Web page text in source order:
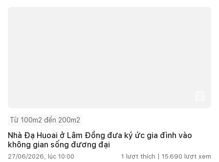
Từ 100m2 đến 200m2
Nhà Đạ Huoai ở Lâm Đồng đưa ký ức gia đình vào
không gian sống đương đại
27/06/2026, lúc 10:00 1 lượt thích | 15.690 lượt xem